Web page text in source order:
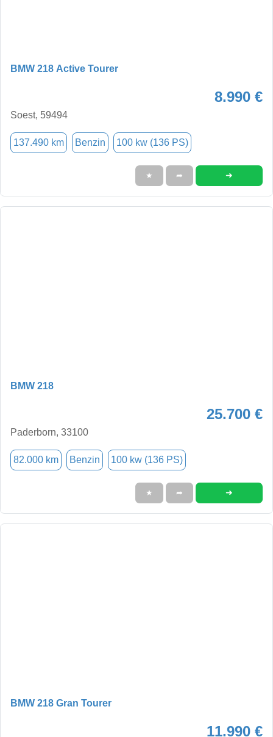
BMW 218 Active Tourer
8.990 €
Soest, 59494
137.490 km Benzin 100 kw (136 PS)
★ ➦ ➜
BMW 218
25.700 €
Paderborn, 33100
82.000 km Benzin 100 kw (136 PS)
★ ➦ ➜
BMW 218 Gran Tourer
11.990 €